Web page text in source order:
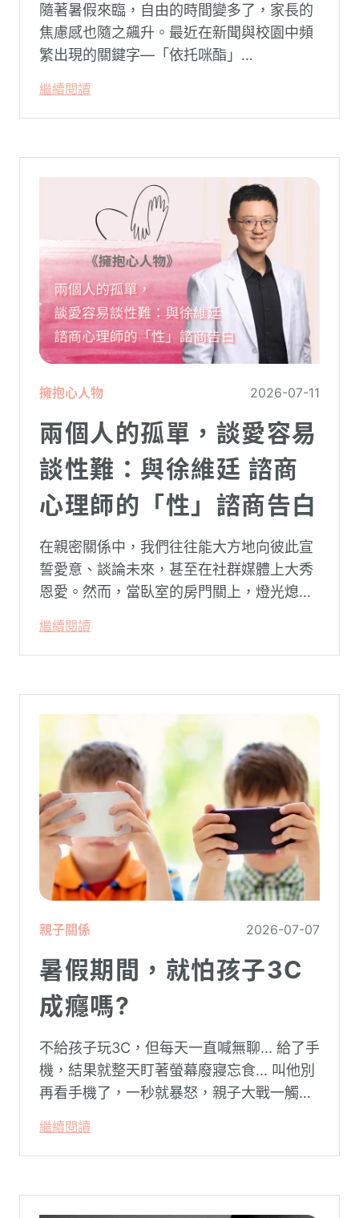
隨著暑假來臨，自由的時間變多了，家長的
焦慮感也隨之飆升。最近在新聞與校園中頻
繁出現的關鍵字—「依托咪酯」
父母心中最深沉的恐懼。
繼續閱讀
擁抱心人物 2026-07-11
兩個人的孤單，談愛容易
談性難：與徐維廷 諮商
心理師的「性」諮商告白
在親密關係中，我們往往能大方地向彼此宣
誓愛意、談論未來，甚至在社群媒體上大秀
恩愛。然而，當臥室的房門關上，燈光熄
而成了最難開口的禁忌。
繼續閱讀
親子關係 2026-07-07
暑假期間，就怕孩子3C
成癮嗎?
不給孩子玩3C，但每天一直喊無聊... 給了手
機，結果就整天盯著螢幕廢寢忘食... 叫他別
再看手機了，一秒就暴怒，親子大戰一觸即
繼續閱讀